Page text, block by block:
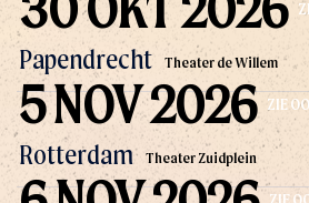
Papendrecht Theater de Willem
Rotterdam Theater Zuidplein
ZIE
5 NOV 2026